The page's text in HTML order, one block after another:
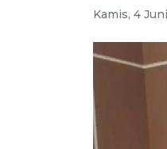
Kamis, 4